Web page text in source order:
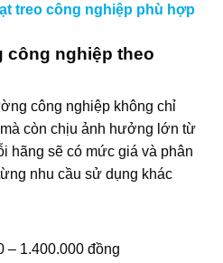
treo công nghiệp phù hợp
công nghiệp theo
công nghiệp không chỉ
còn chịu ảnh hưởng lớn từ
hãng sẽ có mức giá và phân
nhu cầu sử dụng khác
– 1.400.000 đồng